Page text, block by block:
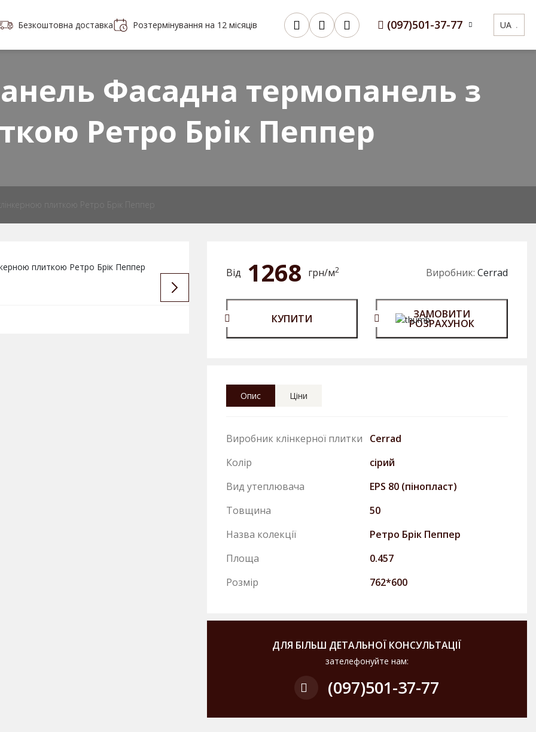
Безкоштовна доставка Розтермінування на 12 місяців (097)501-37-77 UA
Портфоліо Контакти Сертифікати 3D Конфігуратор
Фасадна термопанель з
Ретро Брiк Пеппер
плиткою Ретро Брiк Пеппер
Від 1268 грн/м2 Виробник: Cerrad
КУПИТИ ЗАМОВИТИ
РОЗРАХУНОК
Опис Ціни
Виробник клінкерної плитки
Cerrad
Колір
сірий
Вид утеплювача
EPS 80 (пінопласт)
Товщина
50
Назва колекції
Ретро Брiк Пеппер
Площа
0.457
Розмір
762*600
ДЛЯ БІЛЬШ ДЕТАЛЬНОЇ КОНСУЛЬТАЦІЇ
зателефонуйте нам:
(097)501-37-77